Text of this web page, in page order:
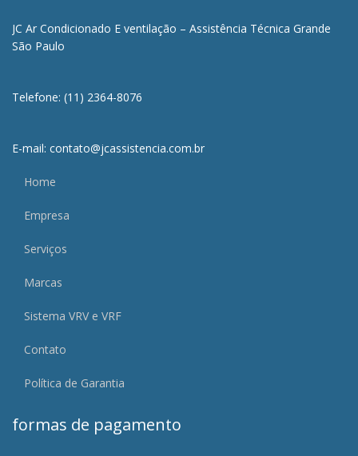
JC Ar Condicionado E ventilação – Assistência Técnica Grande
São Paulo
Telefone: (11) 2364-8076
E-mail: contato@jcassistencia.com.br
Home
Empresa
Serviços
Marcas
Sistema VRV e VRF
Contato
Política de Garantia
formas de pagamento